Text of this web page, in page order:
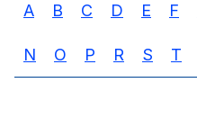
A B C D E F
N O P R S T